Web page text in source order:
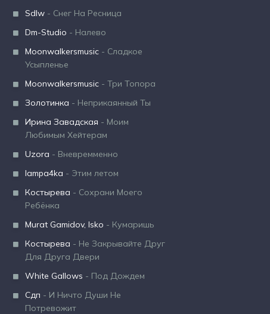
Sdlw - Снег На Ресница
Dm-Studio - Налево
Moonwalkersmusic - Сладкое
Усыпленье
Moonwalkersmusic - Три Топора
Золотинка - Неприкаянный Ты
Ирина Завадская - Моим
Любимым Хейтерам
Uzora - Вневремменно
lampa4ka - Этим летом
Костырева - Сохрани Моего
Ребёнка
Murat Gamidov, Isko - Кумаришь
Костырева - Не Закрывайте Друг
Для Друга Двери
White Gallows - Под Дождем
Сдп - И Ничто Души Не
Потревожит